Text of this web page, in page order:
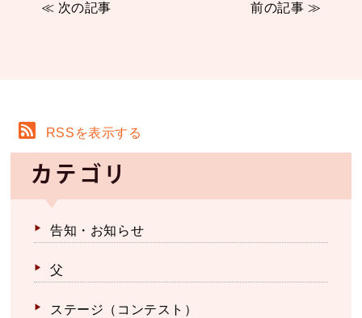
≪ 次の記事 前の記事 ≫
RSSを表示する
カテゴリ
告知・お知らせ
父
ステージ（コンテスト）